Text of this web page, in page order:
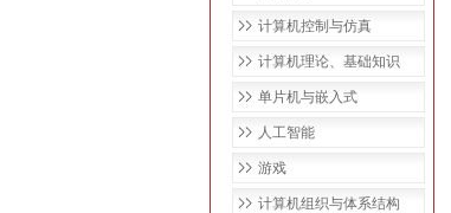
计算机控制与仿真
计算机理论、基础知识
单片机与嵌入式
人工智能
游戏
计算机组织与体系结构